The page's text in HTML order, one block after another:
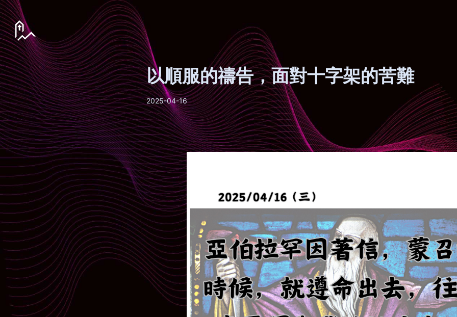
以順服的禱告，面對十字架的苦難
2025-04-16